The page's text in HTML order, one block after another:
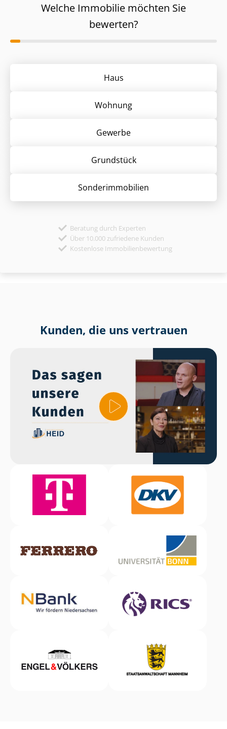
Welche Immobilie möchten Sie
bewerten?
Haus
Wohnung
Gewerbe
Grund­stück
Sonder­immobilien
Beratung durch Experten
Über 10.000 zufriedene Kunden
Kostenlose Immobilienbewertung
Kunden, die uns vertrauen